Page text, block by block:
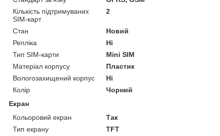
Кількість підтримуваних
SIM-карт
2
Стан
Новий
Репліка
Ні
Тип SIM-карти
Mini SIM
Матеріал корпусу
Пластик
Вологозахищений корпус
Ні
Колір
Чорний
Екран
Кольоровий екран
Так
Тип екрану
TFT